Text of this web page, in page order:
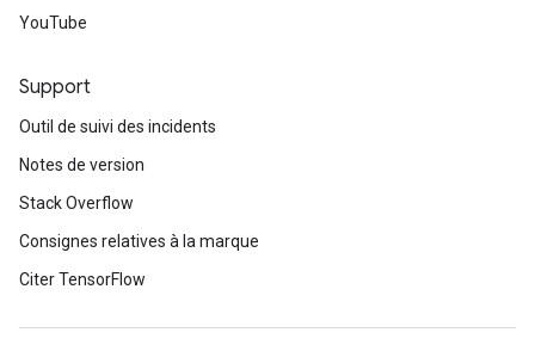
YouTube
Support
Outil de suivi des incidents
Notes de version
Stack Overflow
Consignes relatives à la marque
Citer TensorFlow